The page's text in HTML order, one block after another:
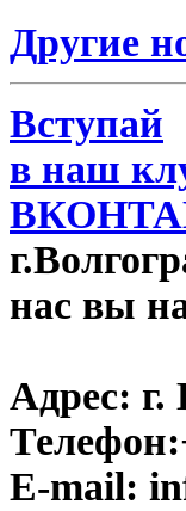
Другие
Вступай
в наш
нас вы
Адрес: г.
Телефон:
E-mail: